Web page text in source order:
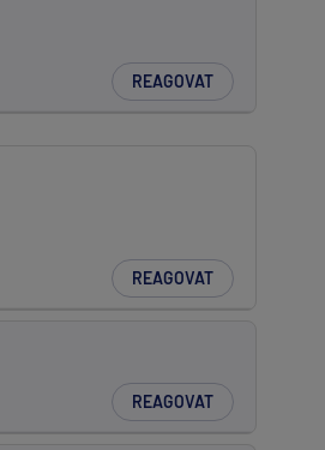
REAGOVAT
REAGOVAT
REAGOVAT